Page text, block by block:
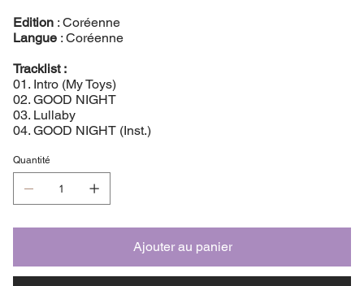
Edition: Coréenne
Langue : Coréenne
Tracklist :
01. Intro (My Toys)
02. GOOD NIGHT
03. Lullaby
04. GOOD NIGHT (Inst.)
Quantité
Ajouter au panier